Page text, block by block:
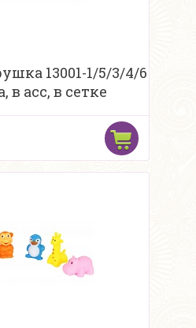
13001-1/5/3/4/6
асс, в сетке